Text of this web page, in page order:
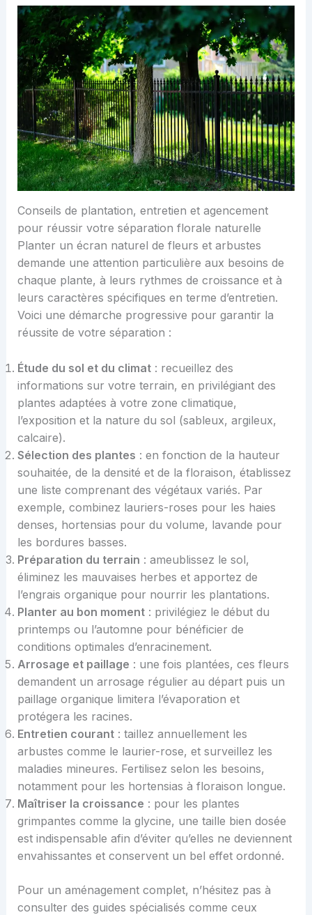
Conseils de plantation, entretien et agencement
pour réussir votre séparation florale naturelle
Planter un écran naturel de fleurs et arbustes
demande une attention particulière aux besoins de
chaque plante, à leurs rythmes de croissance et à
leurs caractères spécifiques en terme d’entretien.
Voici une démarche progressive pour garantir la
réussite de votre séparation :
Étude du sol et du climat: recueillez des
informations sur votre terrain, en privilégiant des
plantes adaptées à votre zone climatique,
l’exposition et la nature du sol (sableux, argileux,
calcaire).
Sélection des plantes : en fonction de la hauteur
souhaitée, de la densité et de la floraison, établissez
une liste comprenant des végétaux variés. Par
exemple, combinez lauriers-roses pour les haies
denses, hortensias pour du volume, lavande pour
les bordures basses.
Préparation du terrain : ameublissez le sol,
éliminez les mauvaises herbes et apportez de
l’engrais organique pour nourrir les plantations.
Planter au bon moment: privilégiez le début du
printemps ou l’automne pour bénéficier de
conditions optimales d’enracinement.
Arrosage et paillage : une fois plantées, ces fleurs
demandent un arrosage régulier au départ puis un
paillage organique limitera l’évaporation et
protégera les racines.
Entretien courant: taillez annuellement les
arbustes comme le laurier-rose, et surveillez les
maladies mineures. Fertilisez selon les besoins,
notamment pour les hortensias à floraison longue.
Maîtriser la croissance : pour les plantes
grimpantes comme la glycine, une taille bien dosée
est indispensable afin d’éviter qu’elles ne deviennent
envahissantes et conservent un bel effet ordonné.
Pour un aménagement complet, n’hésitez pas à
consulter des guides spécialisés comme ceux